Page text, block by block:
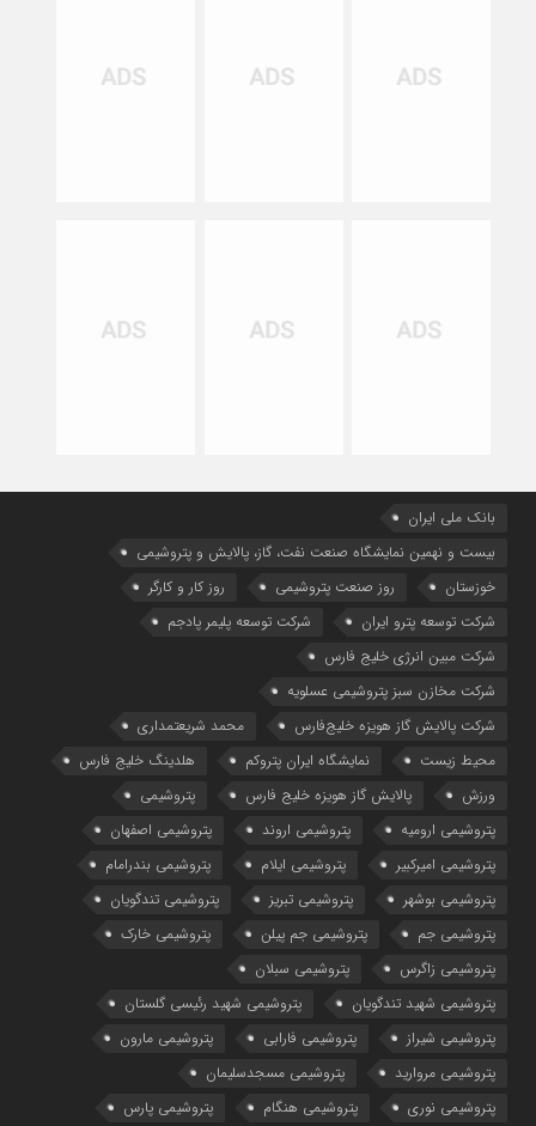
بانک ملی ایران
بیست و نهمین نمایشگاه صنعت نفت، گاز، پالایش و پتروشیمی
خوزستان
روز صنعت پتروشیمی
روز کار و کارگر
شركت توسعه پترو ایران
شرکت توسعه پلیمر پادجم
شرکت مبین انرژی خلیج فارس
شرکت مخازن سبز پتروشیمی عسلویه
شرکت پالایش گاز هویزه خلیج‌فارس
محمد شریعتمداری
محیط زیست
نمایشگاه ایران پتروکم
هلدینگ خلیج فارس
ورزش
پالایش گاز هویزه خلیج فارس
پتروشیمی
پتروشیمی ارومیه
پتروشیمی اروند
پتروشیمی اصفهان
پتروشیمی امیرکبیر
پتروشیمی ایلام
پتروشیمی بندرامام
پتروشیمی بوشهر
پتروشیمی تبریز
پتروشیمی تندگویان
پتروشیمی جم
پتروشیمی جم پیلن
پتروشیمی خارک
پتروشیمی زاگرس
پتروشیمی سبلان
پتروشیمی شهید تندگویان
پتروشیمی شهید رئیسی گلستان
پتروشیمی شیراز
پتروشیمی فارابی
پتروشیمی مارون
پتروشیمی مروارید
پتروشیمی مسجدسلیمان
پتروشیمی نوری
پتروشیمی هنگام پتروشیمی پارس